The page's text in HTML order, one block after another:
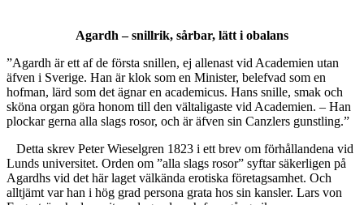
Agardh – snillrik, sårbar, lätt i obalans
”Agardh är ett af de första snillen, ej allenast vid Academien utan
äfven i Sverige. Han är klok som en Minister, belefvad som en
hofman, lärd som det ägnar en academicus. Hans snille, smak och
sköna organ göra honom till den vältaligaste vid Academien. – Han
plockar gerna alla slags rosor, och är äfven sin Canzlers gunstling.”
Detta skrev Peter Wieselgren 1823 i ett brev om förhållandena vid
Lunds universitet. Orden om ”alla slags rosor” syftar säkerligen på
Agardhs vid det här laget välkända erotiska företagsamhet. Och
alltjämt var han i hög grad persona grata hos sin kansler. Lars von